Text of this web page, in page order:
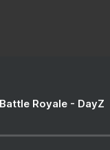
Royale - DayZ